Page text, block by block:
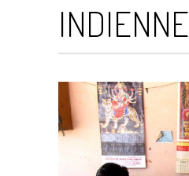
INDIENNE